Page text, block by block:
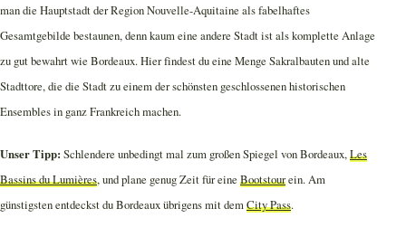
man die Hauptstadt der Region Nouvelle-Aquitaine als fabelhaftes
Gesamtgebilde bestaunen, denn kaum eine andere Stadt ist als komplette Anlage
zu gut bewahrt wie Bordeaux. Hier findest du eine Menge Sakralbauten und alte
Stadttore, die die Stadt zu einem der schönsten geschlossenen historischen
Ensembles in ganz Frankreich machen.
Unser Tipp: Schlendere unbedingt mal zum großen Spiegel von Bordeaux,Les
Bassins du Lumières, und plane genug Zeit für eine Bootstourein. Am
günstigsten entdeckst du Bordeaux übrigens mit demCity Pass.